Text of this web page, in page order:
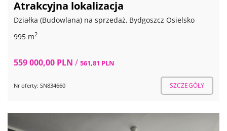
Atrakcyjna lokalizacja
Działka (Budowlana) na sprzedaż, Bydgoszcz Osielsko
995 m2
559 000,00 PLN / 561,81 PLN
Nr oferty: SN834660 SZCZEGÓŁY